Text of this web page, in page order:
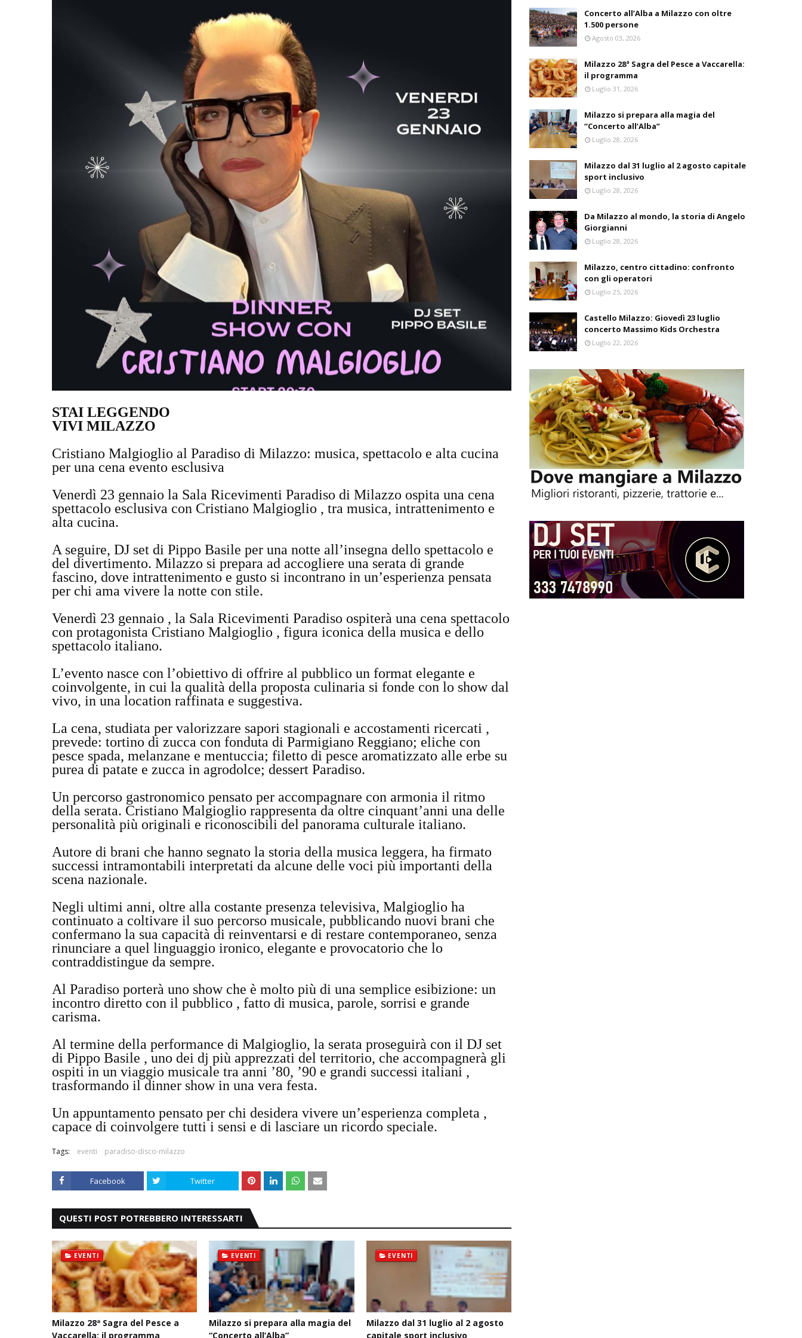
STAI LEGGENDO
VIVI MILAZZO
Cristiano Malgioglio al Paradiso di Milazzo: musica, spettacolo e alta cucina
per una cena evento esclusiva
Venerdì 23 gennaio la Sala Ricevimenti Paradiso di Milazzo ospita una cena
spettacolo esclusiva con Cristiano Malgioglio , tra musica, intrattenimento e
alta cucina.
A seguire, DJ set di Pippo Basile per una notte all’insegna dello spettacolo e
del divertimento. Milazzo si prepara ad accogliere una serata di grande
fascino, dove intrattenimento e gusto si incontrano in un’esperienza pensata
per chi ama vivere la notte con stile.
Venerdì 23 gennaio , la Sala Ricevimenti Paradiso ospiterà una cena spettacolo
con protagonista Cristiano Malgioglio , figura iconica della musica e dello
spettacolo italiano.
L’evento nasce con l’obiettivo di offrire al pubblico un format elegante e
coinvolgente, in cui la qualità della proposta culinaria si fonde con lo show dal
vivo, in una location raffinata e suggestiva.
La cena, studiata per valorizzare sapori stagionali e accostamenti ricercati ,
prevede: tortino di zucca con fonduta di Parmigiano Reggiano; eliche con
pesce spada, melanzane e mentuccia; filetto di pesce aromatizzato alle erbe su
purea di patate e zucca in agrodolce; dessert Paradiso.
Un percorso gastronomico pensato per accompagnare con armonia il ritmo
della serata. Cristiano Malgioglio rappresenta da oltre cinquant’anni una delle
personalità più originali e riconoscibili del panorama culturale italiano.
Autore di brani che hanno segnato la storia della musica leggera, ha firmato
successi intramontabili interpretati da alcune delle voci più importanti della
scena nazionale.
Negli ultimi anni, oltre alla costante presenza televisiva, Malgioglio ha
continuato a coltivare il suo percorso musicale, pubblicando nuovi brani che
confermano la sua capacità di reinventarsi e di restare contemporaneo, senza
rinunciare a quel linguaggio ironico, elegante e provocatorio che lo
contraddistingue da sempre.
Al Paradiso porterà uno show che è molto più di una semplice esibizione: un
incontro diretto con il pubblico , fatto di musica, parole, sorrisi e grande
carisma.
Al termine della performance di Malgioglio, la serata proseguirà con il DJ set
di Pippo Basile , uno dei dj più apprezzati del territorio, che accompagnerà gli
ospiti in un viaggio musicale tra anni ’80, ’90 e grandi successi italiani ,
trasformando il dinner show in una vera festa.
Un appuntamento pensato per chi desidera vivere un’esperienza completa ,
capace di coinvolgere tutti i sensi e di lasciare un ricordo speciale.
Tags: eventi paradiso-disco-milazzo
Facebook Twitter
QUESTI POST POTREBBERO INTERESSARTI
EVENTI
Milazzo 28ª Sagra del Pesce a
Vaccarella: il programma
EVENTI
Milazzo si prepara alla magia del
“Concerto all’Alba”
EVENTI
Milazzo dal 31 luglio al 2 agosto
capitale sport inclusivo
Concerto all’Alba a Milazzo con oltre
1.500 persone
Agosto 03, 2026
Milazzo 28ª Sagra del Pesce a Vaccarella:
il programma
Luglio 31, 2026
Milazzo si prepara alla magia del
“Concerto all’Alba”
Luglio 28, 2026
Milazzo dal 31 luglio al 2 agosto capitale
sport inclusivo
Luglio 28, 2026
Da Milazzo al mondo, la storia di Angelo
Giorgianni
Luglio 28, 2026
Milazzo, centro cittadino: confronto
con gli operatori
Luglio 25, 2026
Castello Milazzo: Giovedì 23 luglio
concerto Massimo Kids Orchestra
Luglio 22, 2026